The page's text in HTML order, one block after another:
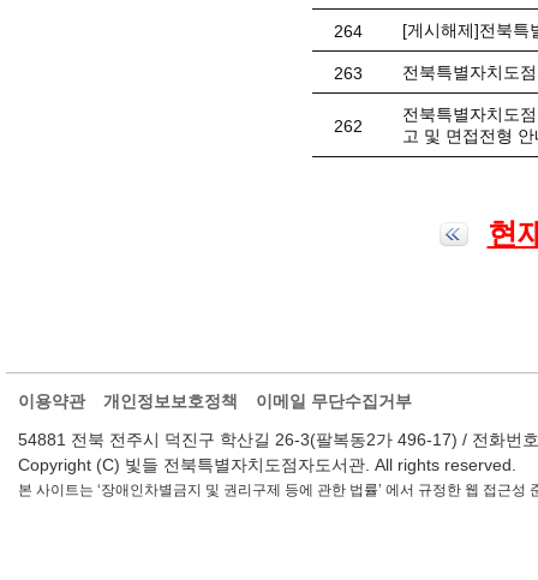
264 [게시해제]전북특
263 전북특별자치도
262
전북특별자치도
고 및 면접전형 안
현
이용약관 개인정보보호정책
이메일 무단수집거부
54881 전북 전주시 덕진구 학산길 26-3(팔복동2가 496-17) / 전화
Copyright (C) 빛들 전북특별자치도점자도서관. All rights reserved.
본 사이트는 ‘장애인차별금지 및 권리구제 등에 관한 법률’ 에서 규정한 웹 접근